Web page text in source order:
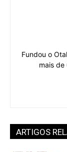
Fundou o
mais de
ARTIGOS